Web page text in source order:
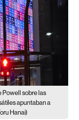
Powell sobre las
apuntaban a
Hanai)